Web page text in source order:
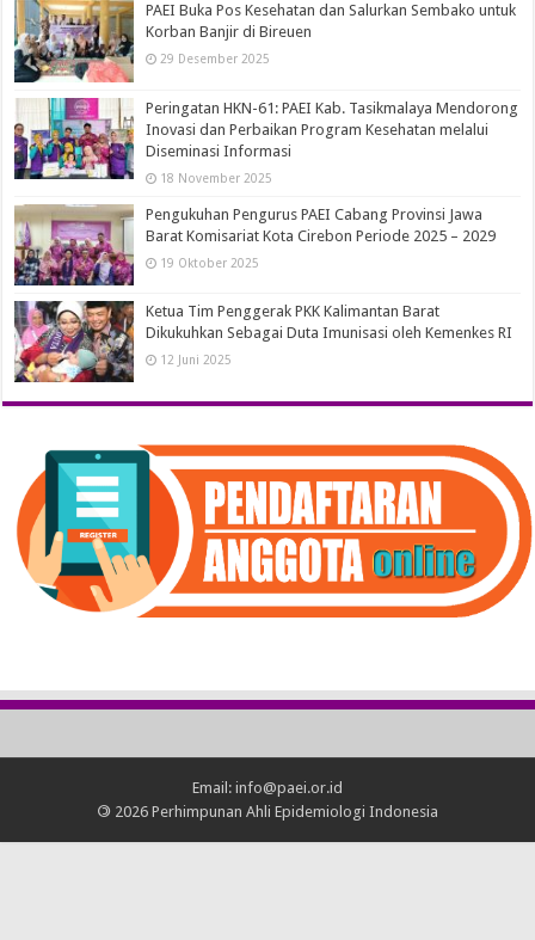
PAEI Buka Pos Kesehatan dan Salurkan Sembako untuk
Korban Banjir di Bireuen
29 Desember 2025
Peringatan HKN-61: PAEI Kab. Tasikmalaya Mendorong
Inovasi dan Perbaikan Program Kesehatan melalui
Diseminasi Informasi
18 November 2025
Pengukuhan Pengurus PAEI Cabang Provinsi Jawa
Barat Komisariat Kota Cirebon Periode 2025 – 2029
19 Oktober 2025
Ketua Tim Penggerak PKK Kalimantan Barat
Dikukuhkan Sebagai Duta Imunisasi oleh Kemenkes RI
12 Juni 2025
Email: info@paei.or.id
© 2026 Perhimpunan Ahli Epidemiologi Indonesia